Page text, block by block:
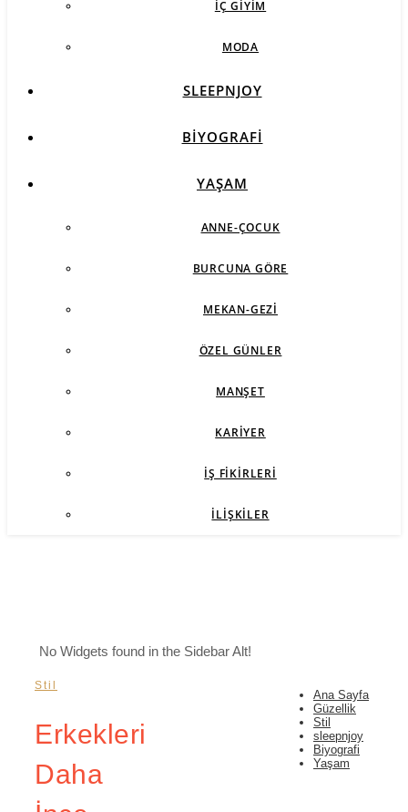
İÇ GIYIM
MODA
SLEEPNJOY
BIYOGRAFI
YAŞAM
ANNE-ÇOCUK
BURCUNA GÖRE
MEKAN-GEZI
ÖZEL GÜNLER
MANŞET
KARIYER
İŞ FIKIRLERI
İLIŞKILER
No Widgets found in the Sidebar Alt!
Stil
Erkekleri
Daha
Ana Sayfa
Güzellik
Stil
sleepnjoy
Biyografi
Yaşam